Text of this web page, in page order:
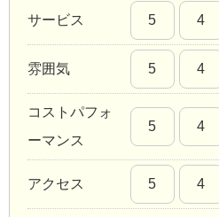
サービス 5 4
雰囲気 5 4
コストパフォ
ーマンス
5 4
アクセス 5 4